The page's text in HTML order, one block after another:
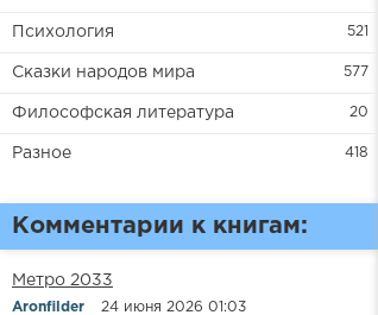
Психология 521
Сказки народов мира 577
Философская литература 20
Разное 418
Комментарии к книгам:
Метро 2033
Aronfilder 24 июня 2026 01:03